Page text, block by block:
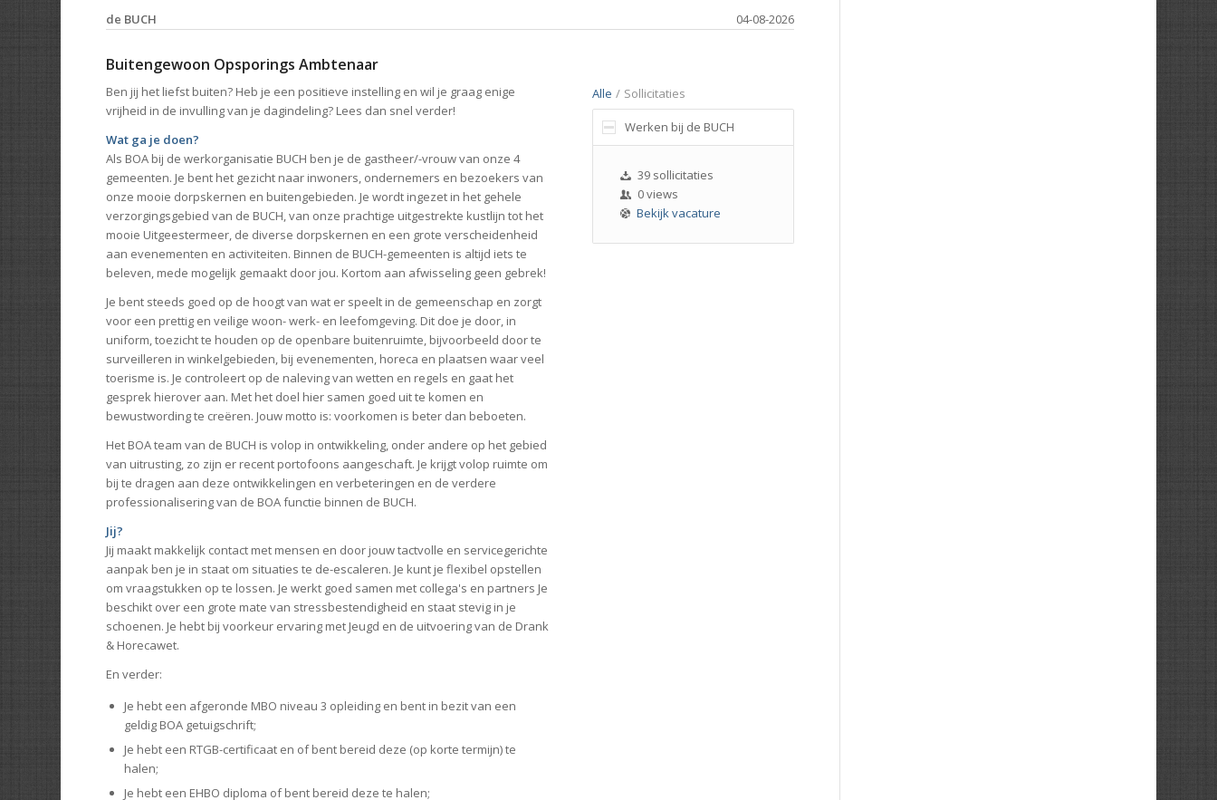
04-08-2026
de BUCH
Buitengewoon Opsporings Ambtenaar
Ben jij het liefst buiten? Heb je een positieve instelling en wil je graag enige
vrijheid in de invulling van je dagindeling? Lees dan snel verder!
Wat ga je doen?
Als BOA bij de werkorganisatie BUCH ben je de gastheer/-vrouw van onze 4
gemeenten. Je bent het gezicht naar inwoners, ondernemers en bezoekers van
onze mooie dorpskernen en buitengebieden. Je wordt ingezet in het gehele
verzorgingsgebied van de BUCH, van onze prachtige uitgestrekte kustlijn tot het
mooie Uitgeestermeer, de diverse dorpskernen en een grote verscheidenheid
aan evenementen en activiteiten. Binnen de BUCH-gemeenten is altijd iets te
beleven, mede mogelijk gemaakt door jou. Kortom aan afwisseling geen gebrek!
Je bent steeds goed op de hoogt van wat er speelt in de gemeenschap en zorgt
voor een prettig en veilige woon- werk- en leefomgeving. Dit doe je door, in
uniform, toezicht te houden op de openbare buitenruimte, bijvoorbeeld door te
surveilleren in winkelgebieden, bij evenementen, horeca en plaatsen waar veel
toerisme is. Je controleert op de naleving van wetten en regels en gaat het
gesprek hierover aan. Met het doel hier samen goed uit te komen en
bewustwording te creëren. Jouw motto is: voorkomen is beter dan beboeten.
Het BOA team van de BUCH is volop in ontwikkeling, onder andere op het gebied
van uitrusting, zo zijn er recent portofoons aangeschaft. Je krijgt volop ruimte om
bij te dragen aan deze ontwikkelingen en verbeteringen en de verdere
professionalisering van de BOA functie binnen de BUCH.
Jij?
Jij maakt makkelijk contact met mensen en door jouw tactvolle en servicegerichte
aanpak ben je in staat om situaties te de-escaleren. Je kunt je flexibel opstellen
om vraagstukken op te lossen. Je werkt goed samen met collega's en partners Je
beschikt over een grote mate van stressbestendigheid en staat stevig in je
schoenen. Je hebt bij voorkeur ervaring met Jeugd en de uitvoering van de Drank
& Horecawet.
En verder:
Je hebt een afgeronde MBO niveau 3 opleiding en bent in bezit van een
geldig BOA getuigschrift;
Je hebt een RTGB-certificaat en of bent bereid deze (op korte termijn) te
halen;
Je hebt een EHBO diploma of bent bereid deze te halen;
Alle / Sollicitaties
Werken bij de BUCH
39 sollicitaties
0 views
Bekijk vacature